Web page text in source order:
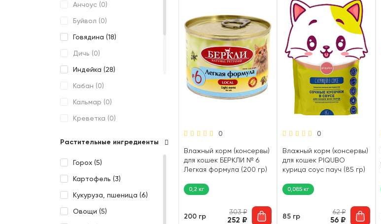
MATISSE (0
MI-MI (14)
MON AMI ( 0)
MONGE (
MR.BUFFALO (
NALAPU (0
NATURE'S TABLE (
ORGANIC CHOICE (
адаптации (0
Улучшение аппетита (
Чувствительное
пищеварение (
Анчоус (0)
Буйвол (0)
Говядина (18)
Дичь (0)
Индейка (28)
Кабан (0)
Кальмар (0)
Креветка (0)
Лосось (
Минтай (1)
Мясное ассорти (3
Олень, лось (
Растительные ингредиенты
Горох (5)
Картофель (3)
Кукуруза, пшеница (6)
Овощи (5)
0
Влажный корм (консервы)
для кошек БЕРКЛИ № 6
Легкая формула (200 гр)
0,2 кг
200 гр
303₽
252 ₽
0
Влажный корм (консервы)
для кошек PIQUBO
курица соус пауч (85 гр)
0,085 кг
85 гр
62₽
56 ₽